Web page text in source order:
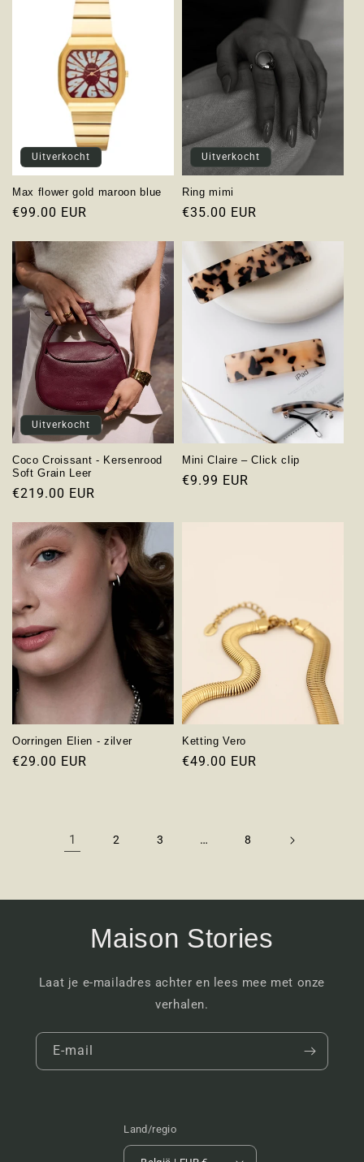
Uitverkocht
Max flower gold maroon blue
Normale
€99.00 EUR
Uitverkocht
Ring mimi
Normale
€35.00 EUR
Uitverkocht
Coco Croissant - Kersenrood
Soft Grain Leer
Normale
€219.00 EUR
Mini Claire – Click clip
Normale
€9.99 EUR
Oorringen Elien - zilver
Normale
€29.00 EUR
Ketting Vero
Normale
€49.00 EUR
1 2 3 … 8
Maison Stories
Laat je e-mailadres achter en lees mee met onze
verhalen.
E‑mail
Land/regio